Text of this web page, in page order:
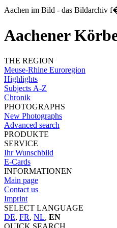
Aachen im Bild - das Bildarchiv
Aachener
THE REGION
Meuse-Rhine Euroregion
Highlights
Subjects A-Z
Chronik
PHOTOGRAPHS
New Photographs
Advanced search
PRODUKTE
SERVICE
Ihr Wunschbild
E-Cards
INFORMATIONEN
Main page
Contact us
Imprint
SELECT LANGUAGE
DE, FR, NL, EN
QUICK SEARCH